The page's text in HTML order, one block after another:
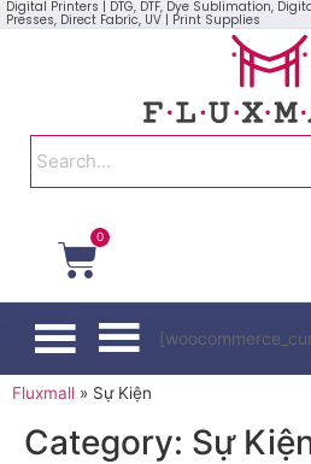
Digital Printers | DTG, DTF, Dye Sublimation,
Presses, Direct Fabric, UV | Print Supplies
0
Fluxmall » Sự Kiện
Category: Sự